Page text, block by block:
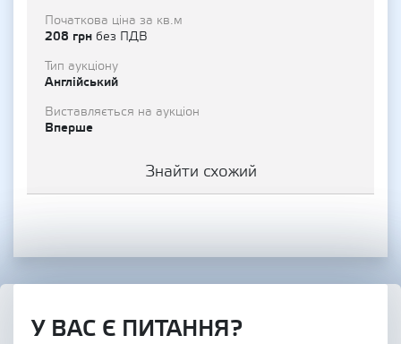
Початкова ціна за кв.м
208 грн без ПДВ
Тип аукціону
Англійський
Виставляється на аукціон
Вперше
Знайти схожий
У ВАС Є ПИТАННЯ?